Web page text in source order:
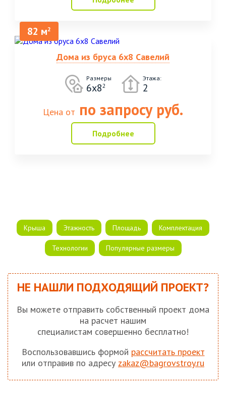
82 м2
Дома из бруса 6х8 Савелий
Размеры
6х82
Этажа:
2
Цена от по запросу руб.
Подробнее
Крыша Этажность Площадь Комплектация
Технологии Популярные размеры
НЕ НАШЛИ ПОДХОДЯЩИЙ ПРОЕКТ?
Вы можете отправить собственный проект дома
на расчет нашим
специалистам совершенно бесплатно!
Воспользовавшись формой рассчитать проект
или отправив по адресу zakaz@bagrovstroy.ru